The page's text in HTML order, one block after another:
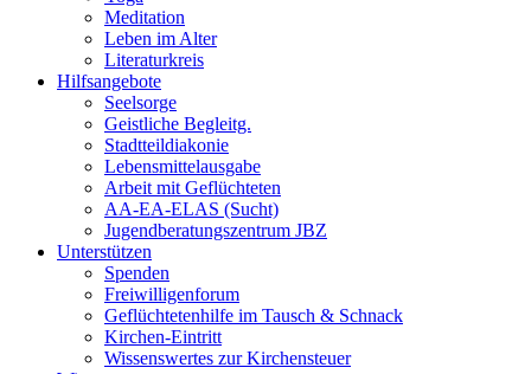
Meditation
Leben im Alter
Literaturkreis
Hilfsangebote
Seelsorge
Geistliche Begleitg.
Stadtteildiakonie
Lebensmittelausgabe
Arbeit mit Geflüchteten
AA-EA-ELAS (Sucht)
Jugendberatungs­zentrum JBZ
Unterstützen
Spenden
Freiwilligenforum
Geflüchtetenhilfe im Tausch & Schnack
Kirchen-Eintritt
Wissenswertes zur Kirchensteuer